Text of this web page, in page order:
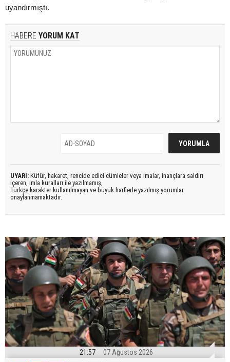
uyandırmıştı.
HABERE YORUM KAT
UYARI: Küfür, hakaret, rencide edici cümleler veya imalar, inançlara saldırı
içeren, imla kuralları ile yazılmamış,
Türkçe karakter kullanılmayan ve büyük harflerle yazılmış yorumlar
onaylanmamaktadır.
21:57 07 Ağustos 2026